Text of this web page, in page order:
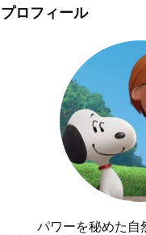
プロフィール
パワーを秘めた自